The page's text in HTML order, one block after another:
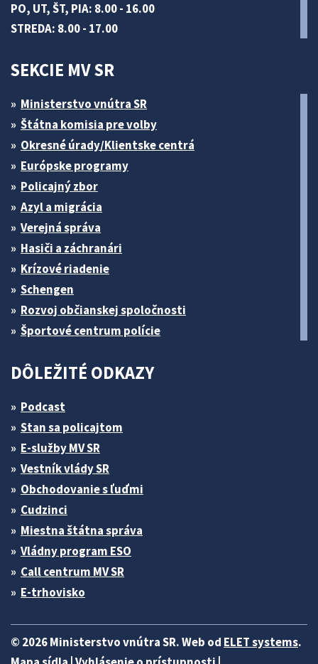
PO, UT, ŠT, PIA: 8.00 - 16.00
STREDA: 8.00 - 17.00
SEKCIE MV SR
Ministerstvo vnútra SR
Štátna komisia pre volby
Okresné úrady/Klientske centrá
Európske programy
Policajný zbor
Azyl a migrácia
Verejná správa
Hasiči a záchranári
Krízové riadenie
Schengen
Rozvoj občianskej spoločnosti
Športové centrum polície
DÔLEŽITÉ ODKAZY
Podcast
Stan sa policajtom
E-služby MV SR
Vestník vlády SR
Obchodovanie s ľuďmi
Cudzinci
Miestna štátna správa
Vládny program ESO
Call centrum MV SR
E-trhovisko
© 2026 Ministerstvo vnútra SR. Web od ELET systems.